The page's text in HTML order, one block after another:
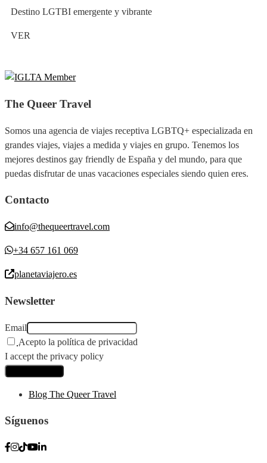
Destino LGTBI emergente y vibrante
VER
The Queer Travel
Somos una agencia de viajes receptiva LGBTQ+ especializada en
grandes viajes, viajes a medida y viajes en grupo. Tenemos los
mejores destinos gay friendly de España y del mundo, para que
puedas disfrutar de unas vacaciones especiales siendo quien eres.
Contacto
info@thequeertravel.com
+34 657 161 069
planetaviajero.es
Newsletter
Email
Acepto la política de privacidad
I accept the privacy policy
Blog The Queer Travel
Síguenos